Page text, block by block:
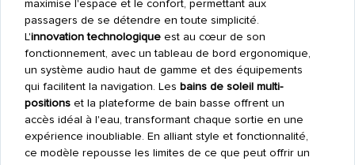
maximise l'espace et le confort, permettant aux
passagers de se détendre en toute simplicité.
L'innovation technologiqueest au cœur de son
fonctionnement, avec un tableau de bord ergonomique,
un système audio haut de gamme et des équipements
qui facilitent la navigation. Les bains de soleil multi-
positionset la plateforme de bain basse offrent un
accès idéal à l'eau, transformant chaque sortie en une
expérience inoubliable. En alliant style et fonctionnalité,
ce modèle repousse les limites de ce que peut offrir un